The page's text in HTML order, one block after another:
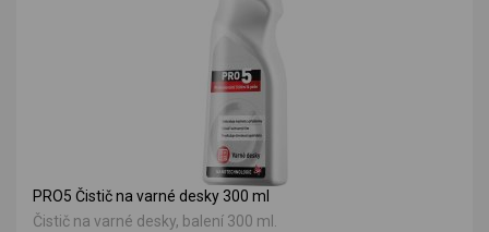
PRO5 Čistič na varné desky 300 ml
Čistič na varné desky, balení 300 ml.